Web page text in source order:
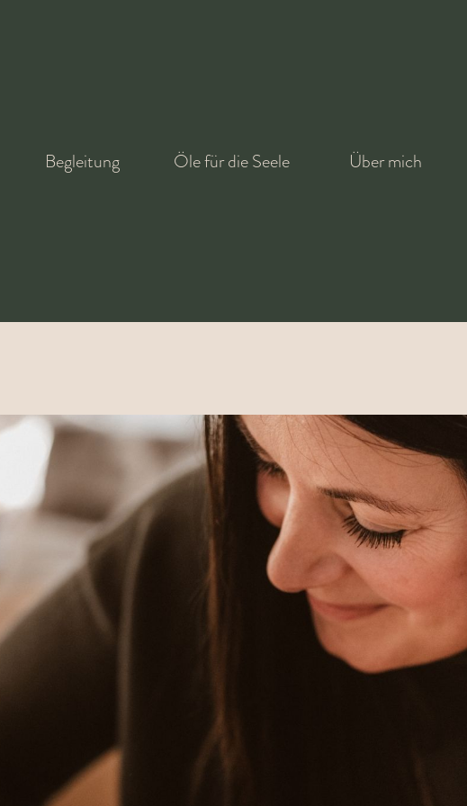
Begleitung Öle für die Seele Über mich
SCHREIBEN ALS